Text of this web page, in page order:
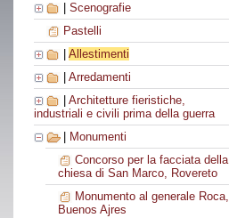
Scenografie
Pastelli
Allestimenti
Arredamenti
Architetture fieristiche,
industriali e civili prima della guerra
Monumenti
Concorso per la facciata della
chiesa di San Marco, Rovereto
Monumento al generale Roca,
Buenos Ajres